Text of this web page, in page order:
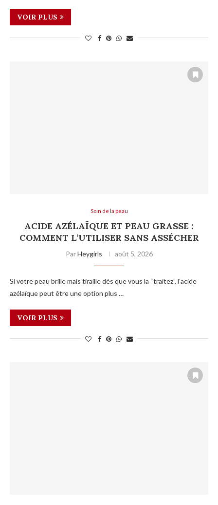
VOIR PLUS
Soin de la peau
ACIDE AZÉLAÏQUE ET PEAU GRASSE :
COMMENT L’UTILISER SANS ASSÉCHER
ParHeygirls août 5, 2026
Si votre peau brille mais tiraille dès que vous la “traitez”, l’acide
azélaïque peut être une option plus …
VOIR PLUS